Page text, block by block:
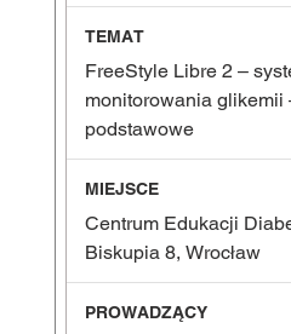
FreeStyle Libre 2 –
monitorowania glikemii
podstawowe
Centrum Edukacji
Biskupia 8, Wrocław